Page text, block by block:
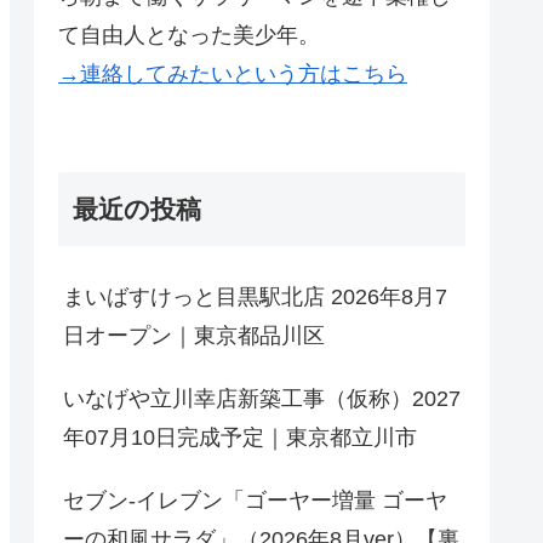
て自由人となった美少年。
→連絡してみたいという方はこちら
最近の投稿
まいばすけっと目黒駅北店 2026年8月7
日オープン｜東京都品川区
いなげや立川幸店新築工事（仮称）2027
年07月10日完成予定｜東京都立川市
セブン-イレブン「ゴーヤー増量 ゴーヤ